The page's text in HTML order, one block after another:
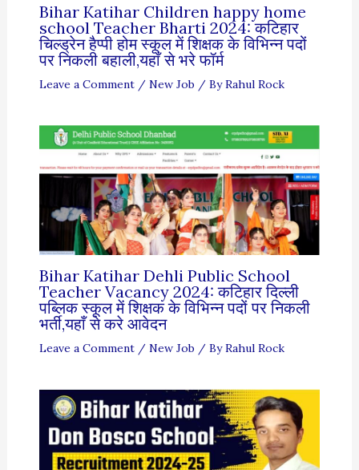
Bihar Katihar Children happy home
school Teacher Bharti 2024: कटिहार
चिल्ड्रेन हैप्पी होम स्कूल में शिक्षक के विभिन्न पदों
पर निकली बहाली,यहाँ से भरे फॉर्म
Leave a Comment / New Job / ByRahul Rock
Bihar Katihar Dehli Public School
Teacher Vacancy 2024: कटिहार दिल्ली
पब्लिक स्कूल में शिक्षक के विभिन्न पदों पर निकली
भर्ती,यहाँ से करे आवेदन
Leave a Comment / New Job / ByRahul Rock